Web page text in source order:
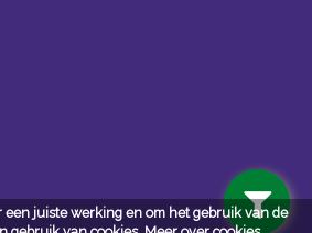
een juiste werking en om het gebruik van de